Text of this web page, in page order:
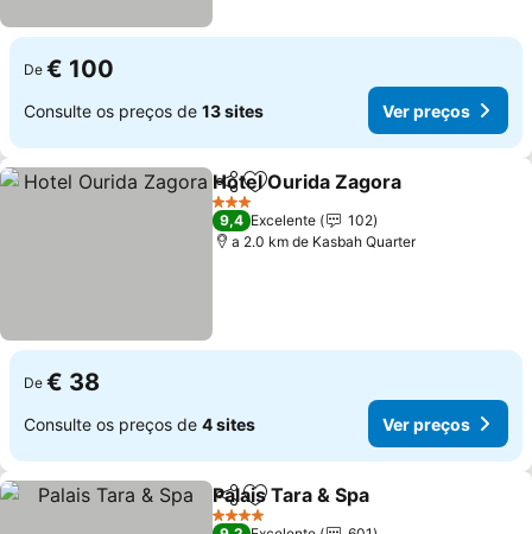
De € 100
Consulte os preços de 13 sites Ver preços
PartilharAdicionar aos favoritos
Hotel Ourida Zagora
3 Estrelas
9,4 Excelente
102
a 2.0 km de Kasbah Quarter
De € 38
Consulte os preços de 4 sites Ver preços
PartilharAdicionar aos favoritos
Palais Tara & Spa
4 Estrelas